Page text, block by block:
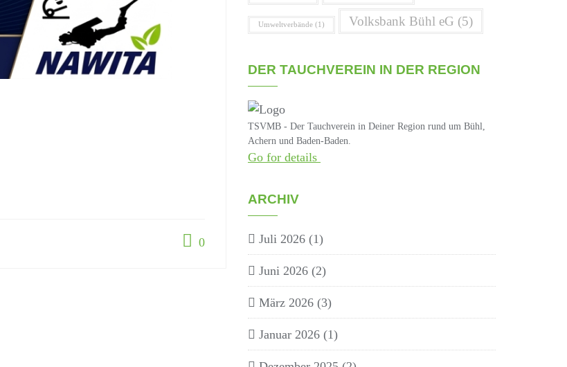
0
Umweltverbände (1) Volksbank Bühl eG (5)
DER TAUCHVEREIN IN DER REGION
TSVMB - Der Tauchverein in Deiner Region rund um Bühl,
Achern und Baden-Baden.
Go for details
ARCHIV
Juli 2026 (1)
Juni 2026 (2)
März 2026 (3)
Januar 2026 (1)